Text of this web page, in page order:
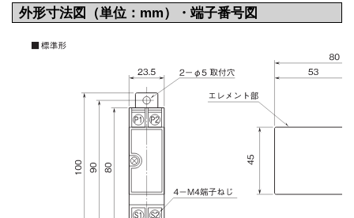
外形寸法図（単位：mm）・端子番号図